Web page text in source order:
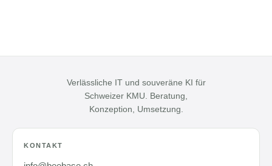
Verlässliche IT und souveräne KI für
Schweizer KMU. Beratung,
Konzeption, Umsetzung.
KONTAKT